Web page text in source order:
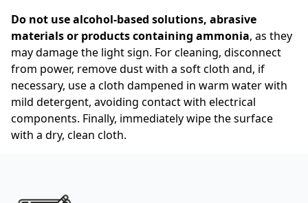
Do not use alcohol-based solutions, abrasive
materials or products containing ammonia, as they
may damage the light sign. For cleaning, disconnect
from power, remove dust with a soft cloth and, if
necessary, use a cloth dampened in warm water with
mild detergent, avoiding contact with electrical
components. Finally, immediately wipe the surface
with a dry, clean cloth.